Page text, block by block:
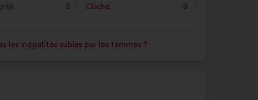
3
als:
Cliché
: 9
keer
inégalités subies par les femmes ?